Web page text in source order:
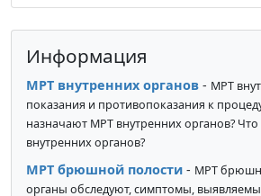
Информация
МРТ внутренних органов - МРТ
показания и противопоказания к
назначают МРТ внутренних органов?
внутренних органов?
МРТ брюшной полости - МРТ
органы обследуют, симптомы,